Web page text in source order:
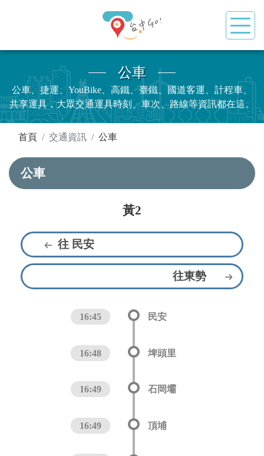
公車
公車、捷運、YouBike、高鐵、臺鐵、國道客運、計程車、
共享運具，大眾交通運具時刻、車次、路線等資訊都在這。
首頁 交通資訊 公車
公車
黃2
往 民安
往東勢
16:45 民安
16:48 埤頭里
16:49 石岡壩
16:49 頂埔